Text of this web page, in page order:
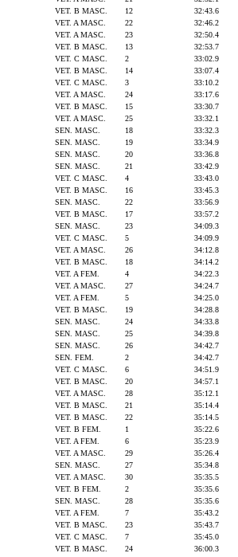
VET. B MASC. 12 32:43.6
VET. A MASC. 22 32:46.2
VET. A MASC. 23 32:50.4
VET. B MASC. 13 32:53.7
VET. C MASC. 2 33:02.9
VET. B MASC. 14 33:07.4
VET. C MASC. 3 33:10.2
VET. A MASC. 24 33:17.6
VET. B MASC. 15 33:30.7
VET. A MASC. 25 33:32.1
SEN. MASC. 18 33:32.3
SEN. MASC. 19 33:34.9
SEN. MASC. 20 33:36.8
SEN. MASC. 21 33:42.9
VET. C MASC. 4 33:43.0
VET. B MASC. 16 33:45.3
SEN. MASC. 22 33:56.9
VET. B MASC. 17 33:57.2
SEN. MASC. 23 34:09.3
VET. C MASC. 5 34:09.9
VET. A MASC. 26 34:12.8
VET. B MASC. 18 34:14.2
VET. A FEM. 4 34:22.3
VET. A MASC. 27 34:24.7
VET. A FEM. 5 34:25.0
VET. B MASC. 19 34:28.8
SEN. MASC. 24 34:33.8
SEN. MASC. 25 34:39.8
SEN. MASC. 26 34:42.7
SEN. FEM. 2 34:42.7
VET. C MASC. 6 34:51.9
VET. B MASC. 20 34:57.1
VET. A MASC. 28 35:12.1
VET. B MASC. 21 35:14.4
VET. B MASC. 22 35:14.5
VET. B FEM. 1 35:22.6
VET. A FEM. 6 35:23.9
VET. A MASC. 29 35:26.4
SEN. MASC. 27 35:34.8
VET. A MASC. 30 35:35.5
VET. B FEM. 2 35:35.6
SEN. MASC. 28 35:35.6
VET. A FEM. 7 35:43.2
VET. B MASC. 23 35:43.7
VET. C MASC. 7 35:45.0
VET. B MASC. 24 36:00.3